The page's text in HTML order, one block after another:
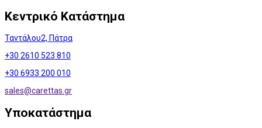
Κεντρικό Κατάστημα
Ταντάλου2, Πάτρα
+30 2610 523 810
+30 6933 200 010
sales@carettas.gr
Υποκατάστημα